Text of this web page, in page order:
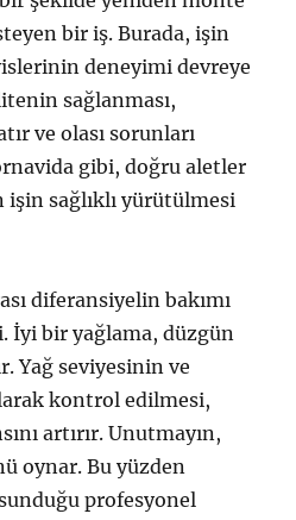
bir iş. Burada, işin
deneyimi devreye
sağlanması,
ve olası sorunları
gibi, doğru aletler
sağlıklı yürütülmesi
diferansiyelin bakımı
İyi bir yağlama, düzgün
Yağ seviyesinin ve
kontrol edilmesi,
artırır. Unutmayın,
oynar. Bu yüzden
profesyonel